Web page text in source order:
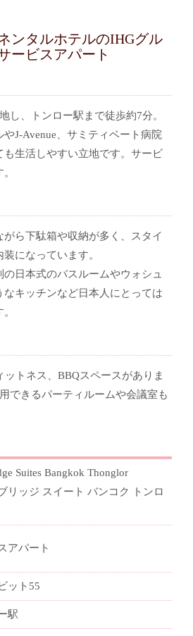
ンタルホテルのIHGグル
ービスアパート
し、トンロー駅まで徒歩約7分。
J-Avenue、サミティベート病院
も生活しやすい立地です。サービ
ら下駄箱や収納が多く、スタイ
になっています。
日本式のバスルームやウォシュ
なキッチンなど日本人にとっては
ットネス、BBQスペースがありま
できるパーティルームや会議室も
Suites Bangkok Thonglor
リッジ スイート バンコク トンロ
アパート
ット55
駅